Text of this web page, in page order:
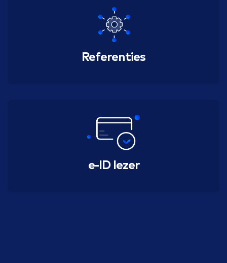
Referenties
e-ID lezer